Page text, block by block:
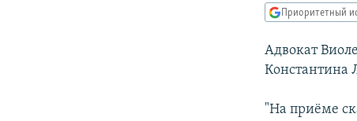
Приоритетный
Адвокат
Константина
"На приёме